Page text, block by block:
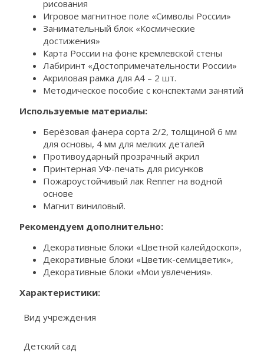
рисования
Игровое магнитное поле «Символы России»
Занимательный блок «Космические
достижения»
Карта России на фоне кремлевской стены
Лабиринт «Достопримечательности России»
Акриловая рамка для А4 – 2 шт.
Методическое пособие с конспектами занятий
Используемые материалы:
Берёзовая фанера сорта 2/2, толщиной 6 мм
для основы, 4 мм для мелких деталей
Противоударный прозрачный акрил
Принтерная УФ-печать для рисунков
Пожароустойчивый лак Renner на водной
основе
Магнит виниловый.
Рекомендуем дополнительно:
Декоративные блоки «Цветной калейдоскоп»,
Декоративные блоки «Цветик-семицветик»,
Декоративные блоки «Мои увлечения».
Характеристики:
Вид учреждения
Детский сад